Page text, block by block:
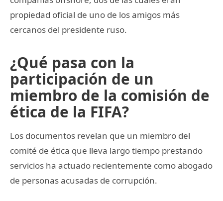
propiedad oficial de uno de los amigos más
cercanos del presidente ruso.
¿Qué pasa con la
participación de un
miembro de la comisión de
ética de la FIFA?
Los documentos revelan que un miembro del
comité de ética que lleva largo tiempo prestando
servicios ha actuado recientemente como abogado
de personas acusadas de corrupción.